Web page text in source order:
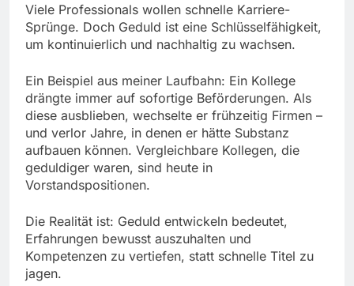
Viele Professionals wollen schnelle Karriere-
Sprünge. Doch Geduld ist eine Schlüsselfähigkeit,
um kontinuierlich und nachhaltig zu wachsen.
Ein Beispiel aus meiner Laufbahn: Ein Kollege
drängte immer auf sofortige Beförderungen. Als
diese ausblieben, wechselte er frühzeitig Firmen –
und verlor Jahre, in denen er hätte Substanz
aufbauen können. Vergleichbare Kollegen, die
geduldiger waren, sind heute in
Vorstandspositionen.
Die Realität ist: Geduld entwickeln bedeutet,
Erfahrungen bewusst auszuhalten und
Kompetenzen zu vertiefen, statt schnelle Titel zu
jagen.